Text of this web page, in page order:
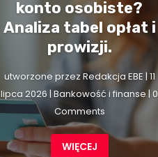
konto osobiste?
Analiza tabel opłat i
prowizji.
utworzone przezRedakcja EBE | 11
lipca 2026 |Bankowość i finanse| 0
Comments
WIĘCEJ